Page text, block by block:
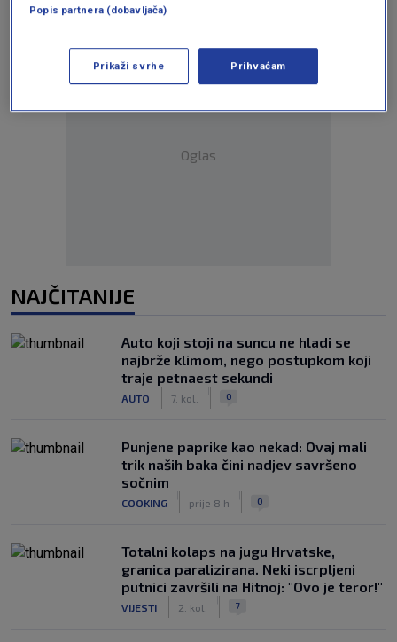
Oglas
NAJČITANIJE
Auto koji stoji na suncu ne hladi se
najbrže klimom, nego postupkom koji
traje petnaest sekundi
AUTO 7. kol. 0
Punjene paprike kao nekad: Ovaj mali
trik naših baka čini nadjev savršeno
sočnim
COOKING prije 8 h 0
Totalni kolaps na jugu Hrvatske,
granica paralizirana. Neki iscrpljeni
putnici završili na Hitnoj: "Ovo je teror!"
VIJESTI 2. kol. 7
Popis partnera (dobavljača)
Prikaži svrhe Prihvaćam